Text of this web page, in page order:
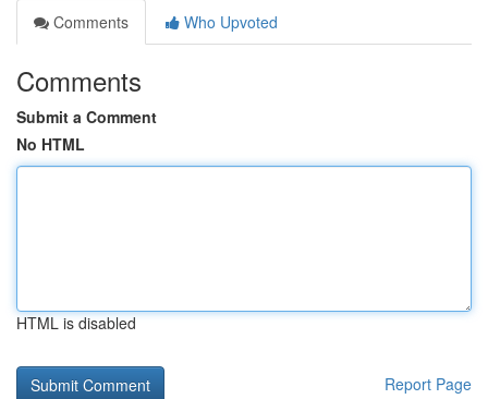
Comments
Who Upvoted
Comments
Submit a Comment
No HTML
HTML is disabled
Report Page